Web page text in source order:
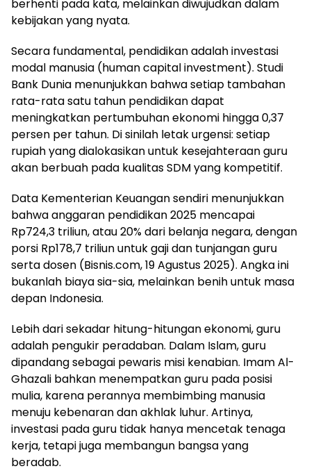
berhenti pada kata, melainkan diwujudkan dalam
kebijakan yang nyata.
Secara fundamental, pendidikan adalah investasi
modal manusia (human capital investment). Studi
Bank Dunia menunjukkan bahwa setiap tambahan
rata-rata satu tahun pendidikan dapat
meningkatkan pertumbuhan ekonomi hingga 0,37
persen per tahun. Di sinilah letak urgensi: setiap
rupiah yang dialokasikan untuk kesejahteraan guru
akan berbuah pada kualitas SDM yang kompetitif.
Data Kementerian Keuangan sendiri menunjukkan
bahwa anggaran pendidikan 2025 mencapai
Rp724,3 triliun, atau 20% dari belanja negara, dengan
porsi Rp178,7 triliun untuk gaji dan tunjangan guru
serta dosen (Bisnis.com, 19 Agustus 2025). Angka ini
bukanlah biaya sia-sia, melainkan benih untuk masa
depan Indonesia.
Lebih dari sekadar hitung-hitungan ekonomi, guru
adalah pengukir peradaban. Dalam Islam, guru
dipandang sebagai pewaris misi kenabian. Imam Al-
Ghazali bahkan menempatkan guru pada posisi
mulia, karena perannya membimbing manusia
menuju kebenaran dan akhlak luhur. Artinya,
investasi pada guru tidak hanya mencetak tenaga
kerja, tetapi juga membangun bangsa yang
beradab.